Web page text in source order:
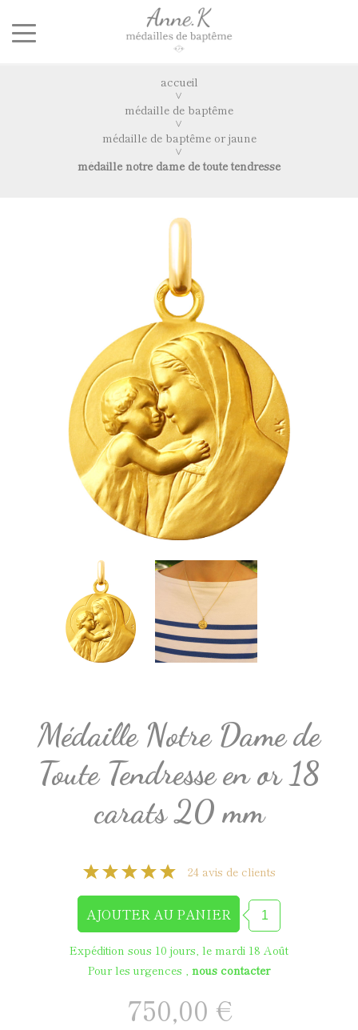
accueil
médaille de baptême
médaille de baptême or jaune
médaille notre dame de toute tendresse
Médaille Notre Dame de
Toute Tendresse en or 18
carats 20 mm
24 avis de clients
Expédition sous 10 jours, le mardi 18 Août
Pour les urgences , nous contacter
750,00 €